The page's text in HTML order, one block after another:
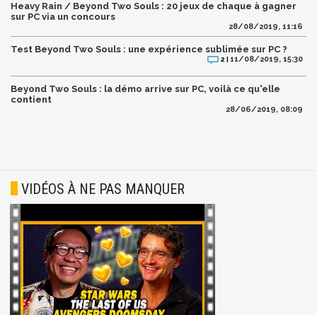
Heavy Rain / Beyond Two Souls : 20 jeux de chaque à gagner
sur PC via un concours
28/08/2019, 11:16
Test Beyond Two Souls : une expérience sublimée sur PC ?
2 |11/08/2019, 15:30
Beyond Two Souls : la démo arrive sur PC, voilà ce qu'elle
contient
28/06/2019, 08:09
VIDÉOS À NE PAS MANQUER